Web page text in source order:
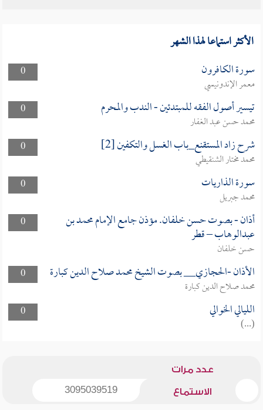
الأكثر استماعا لهذا الشهر
0 سورة الكافرون
معمر الإندونيسي
0
تيسير أصول الفقه للمبتدئين - الندب والمحرم
محمد حسن عبد الغفار
0
شرح زاد المستقنع_باب الغسل والتكفين [2]
محمد مختار الشنقيطي
0
سورة الذاريات
محمد جبريل
0
أذان - بصوت حسن خلفان. مؤذن جامع الإمام محمد بن
عبدالوهاب – قطر
حسن خلفان
0
الأذان -الحجازي__ بصوت الشيخ محمد صلاح الدين كبارة
محمد صلاح الدين كبارة
0
الليالي الخوالي
(...)
عدد مرات
الاستماع 3095039519